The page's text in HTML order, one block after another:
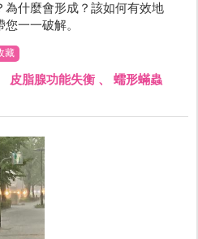
為什麼會形成？該如何有效地
一一破解。
藏
皮脂腺功能失衡、 蠕形蟎蟲